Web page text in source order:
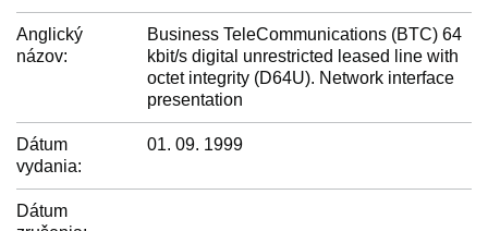
Anglický
názov:
Business TeleCommunications (BTC) 64
kbit/s digital unrestricted leased line with
octet integrity (D64U). Network interface
presentation
Dátum
vydania:
01. 09. 1999
Dátum